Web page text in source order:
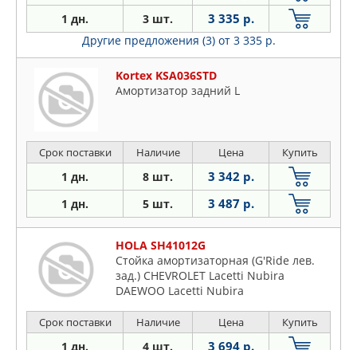
1 дн. 3 шт. 3 335 р.
Другие предложения (3) от 3 335 р.
Kortex KSA036STD
Амортизатор задний L
Срок поставки Наличие Цена Купить
1 дн. 8 шт. 3 342 р.
1 дн. 5 шт. 3 487 р.
HOLA SH41012G
Стойка амортизаторная (G'Ride лев.
зад.) CHEVROLET Lacetti Nubira
DAEWOO Lacetti Nubira
Срок поставки Наличие Цена Купить
1 дн. 4 шт. 3 694 р.